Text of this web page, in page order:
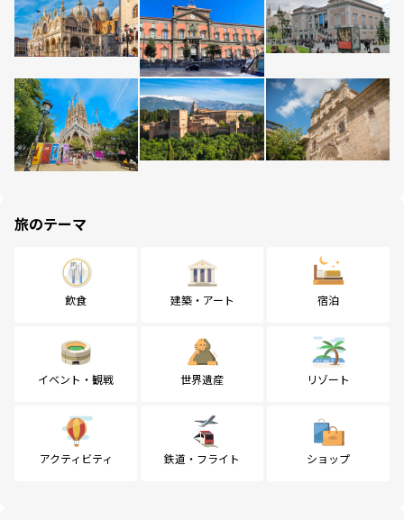
旅のテーマ
飲食 建築・アート 宿泊
イベント・観戦 世界遺産 リゾート
アクティビティ 鉄道・フライト ショップ